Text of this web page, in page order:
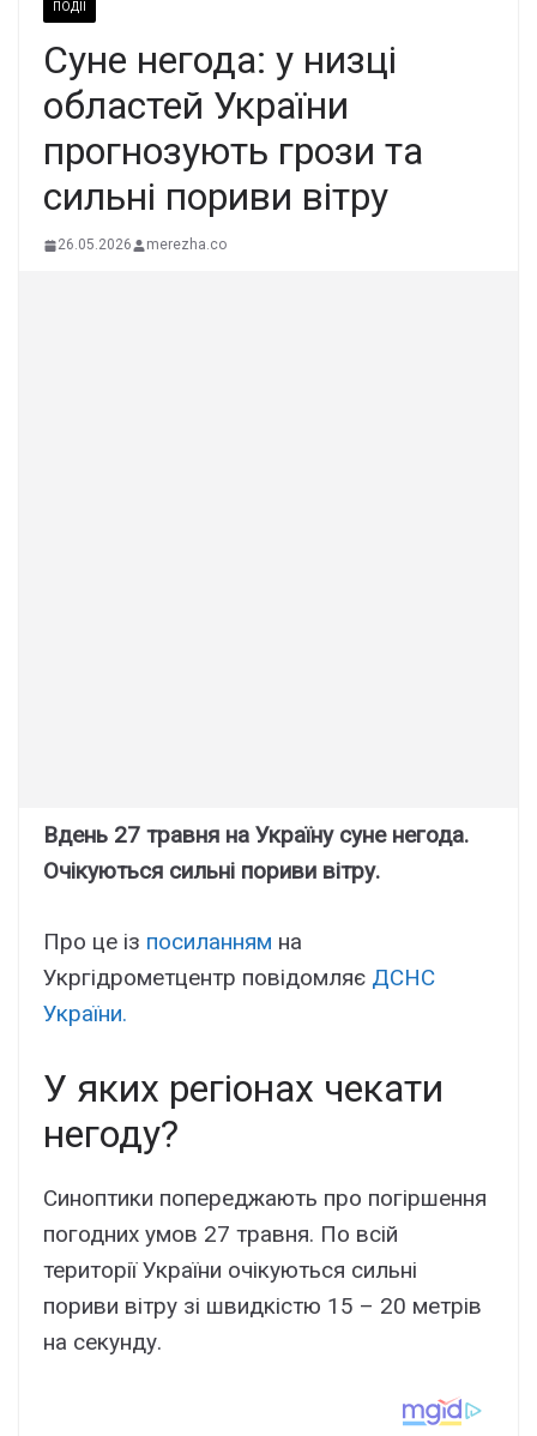
ПОДІЇ
Суне негода: у низці
областей України
прогнозують грози та
сильні пориви вітру
26.05.2026 merezha.co
Вдень 27 травня на Україну суне негода.
Очікуються сильні пориви вітру.
Про це із посиланням на
Укргідрометцентр повідомляє ДСНС
України.
У яких регіонах чекати
негоду?
Синоптики попереджають про погіршення
погодних умов 27 травня. По всій
території України очікуються сильні
пориви вітру зі швидкістю 15 – 20 метрів
на секунду.